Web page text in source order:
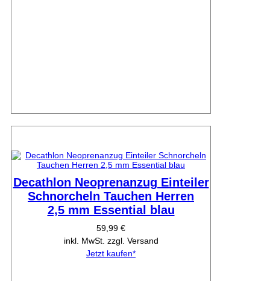
Decathlon Neoprenanzug Einteiler
Schnorcheln Tauchen Herren
2,5 mm Essential blau
59,99 €
inkl. MwSt. zzgl. Versand
Jetzt kaufen*